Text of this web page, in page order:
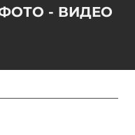
ФОТО - ВИДЕО